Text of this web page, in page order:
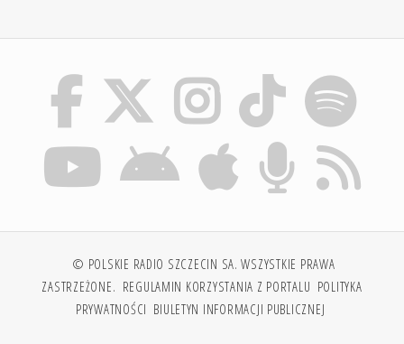
© POLSKIE RADIO SZCZECIN SA. WSZYSTKIE PRAWA
ZASTRZEŻONE. REGULAMIN KORZYSTANIA Z PORTALU POLITYKA
PRYWATNOŚCI BIULETYN INFORMACJI PUBLICZNEJ